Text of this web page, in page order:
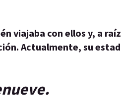
viajaba con ellos y, a
Actualmente, su